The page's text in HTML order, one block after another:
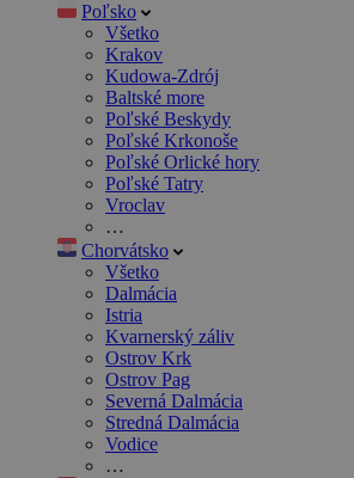
Poľsko
Všetko
Krakov
Kudowa-Zdrój
Baltské more
Poľské Beskydy
Poľské Krkonoše
Poľské Orlické hory
Poľské Tatry
Vroclav
…
Chorvátsko
Všetko
Dalmácia
Istria
Kvarnerský záliv
Ostrov Krk
Ostrov Pag
Severná Dalmácia
Stredná Dalmácia
Vodice
…